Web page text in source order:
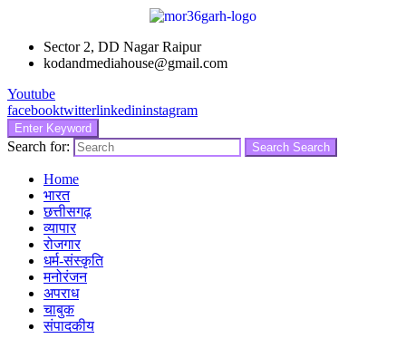
Sector 2, DD Nagar Raipur
kodandmediahouse@gmail.com
Youtube
facebooktwitterlinkedininstagram
Enter Keyword
Search for: Search Search
Home
भारत
छत्तीसगढ़
व्यापार
रोजगार
धर्म-संस्कृति
मनोरंजन
अपराध
चाबुक
संपादकीय